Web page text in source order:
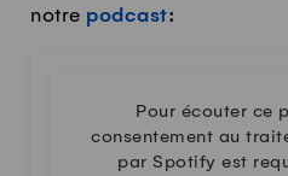
notre podcast:
Pour écouter ce
consentement au
par Spotify est